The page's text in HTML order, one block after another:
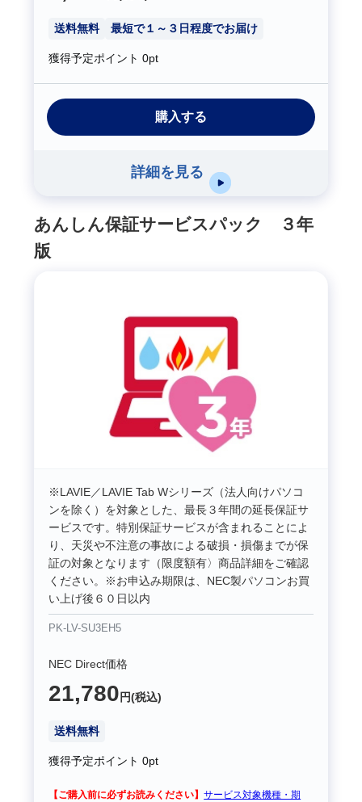
送料無料 最短で１～３日程度でお届け
獲得予定ポイント0pt
購入する
詳細を見る
あんしん保証サービスパック ３年
版
※LAVIE／LAVIE Tab Wシリーズ（法人向けパソコ
ンを除く）を対象とした、最長３年間の延長保証サ
ービスです。特別保証サービスが含まれることによ
り、天災や不注意の事故による破損・損傷までが保
証の対象となります（限度額有〉商品詳細をご確認
ください。※お申込み期限は、NEC製パソコンお買
い上げ後６０日以内
PK-LV-SU3EH5
NEC Direct価格
21,780 円(税込)
送料無料
獲得予定ポイント0pt
【ご購入前に必ずお読みください】サービス対象機種・期